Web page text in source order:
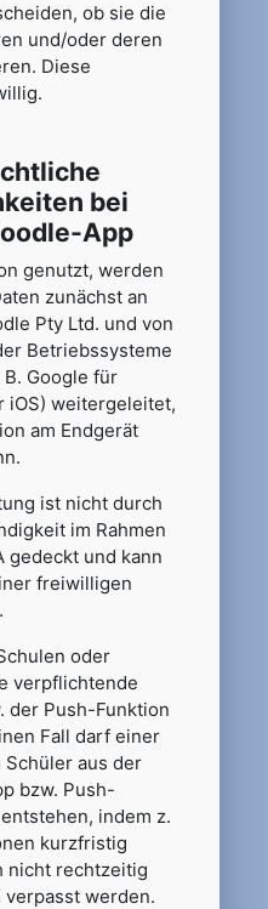
ob sie die
und/oder deren
Diese
bei
App
genutzt, werden
zunächst an
Pty Ltd. und von
Betriebssysteme
Google für
iOS) weitergeleitet,
am Endgerät
ist nicht durch
im Rahmen
gedeckt und kann
freiwilligen
oder
verpflichtende
der Push-Funktion
Fall darf einer
aus der
bzw. Push-
indem z.
kurzfristig
nicht rechtzeitig
werden.